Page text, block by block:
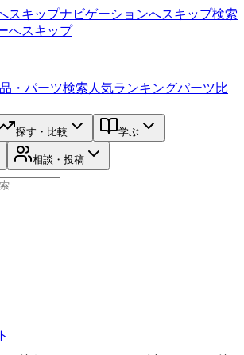
スキップナビゲーションへスキップ検索
へスキップ
・パーツ検索 人気ランキングパーツ比
探す・比較 学ぶ
相談・投稿